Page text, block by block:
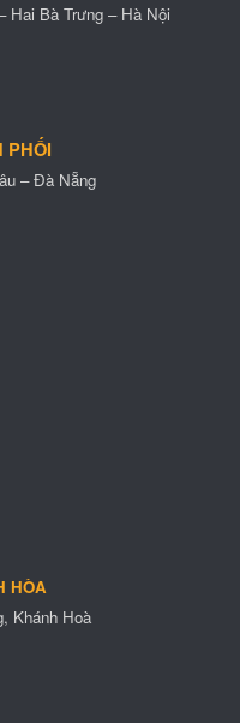
Hai Bà Trưng – Hà Nội
PHỐI
– Đà Nẵng
HÒA
Khánh Hoà